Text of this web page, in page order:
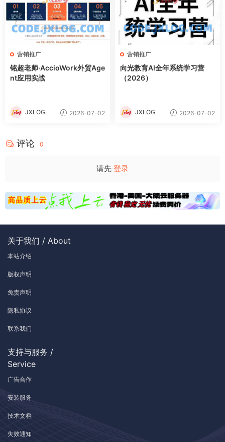
营销推广
铭超老师·AccioWork外贸Age
nt应用实战
JXLOG 2026-07-02
营销推广
向光教育AI全年系统学习营
（2026）
JXLOG 2026-07-02
评论 0
请先 登录
关于我们 / About
本站介绍
版权声明
免责声明
隐私协议
联系我们
支持与服务 /
Service
广告合作
安装服务
技术文档
失效通知